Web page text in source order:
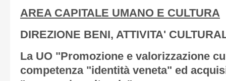
AREA CAPITALE UMANO E CULTURA
DIREZIONE BENI, ATTIVITA'
La UO "Promozione e valorizzazione
competenza "identità veneta" ed